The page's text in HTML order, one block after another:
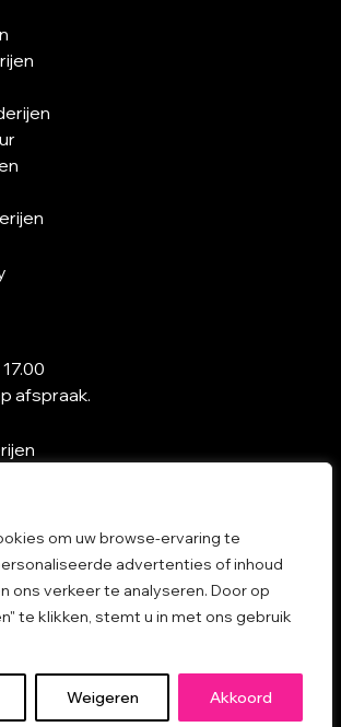
om uw browse-ervaring te
advertenties of inhoud
ons verkeer te analyseren. Door op
te klikken, stemt u in met ons gebruik
Weigeren Akkoord
afspraak.
| Nederlandse Kunstgalerie Roxier.